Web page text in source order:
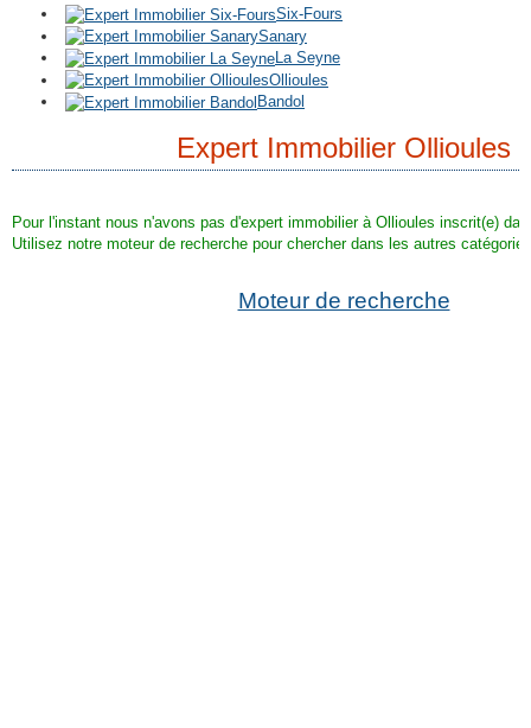
Six-Fours
Sanary
La Seyne
Ollioules
Bandol
Expert Immobilier Ollioules
Pour l'instant nous n'avons pas d'expert immobilier à Ollioules inscrit(e)
Utilisez notre moteur de recherche pour chercher dans les autres
Moteur de recherche